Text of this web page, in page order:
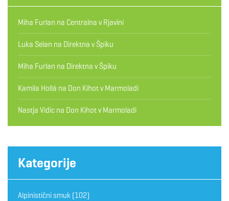
Miha Furlan na Centralna v Rjavini
Luka Selan na Direktna v Špiku
Miha Furlan na Direktna v Špiku
Kamila Hollá na Don Kihot v Marmoladi
Nastja Vidic na Don Kihot v Marmoladi
Kategorije
Alpinistični smuk (102)